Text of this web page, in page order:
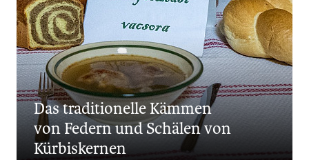
Das traditionelle Kämmen
von Federn und Schälen von
Kürbiskernen